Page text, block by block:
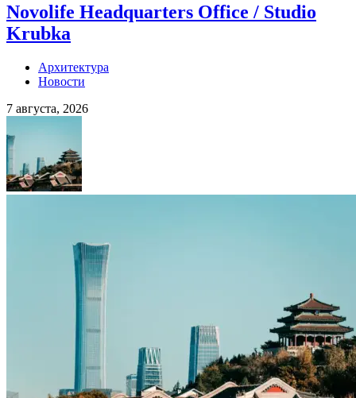
Novolife Headquarters Office / Studio
Krubka
Архитектура
Новости
7 августа, 2026